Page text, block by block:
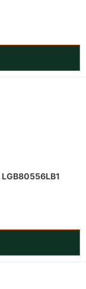
LGB80556LB1